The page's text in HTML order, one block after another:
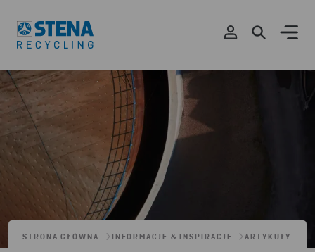
STRONA GŁÓWNA INFORMACJE & INSPIRACJE ARTYKUŁY